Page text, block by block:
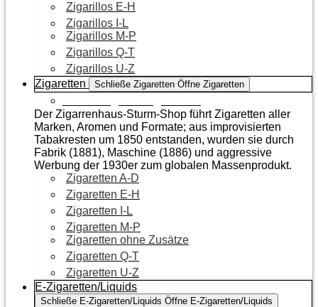
Zigarillos E-H
Zigarillos I-L
Zigarillos M-P
Zigarillos Q-T
Zigarillos U-Z
Zigaretten
Schließe Zigaretten Öffne Zigaretten
Der Zigarrenhaus-Sturm-Shop führt Zigaretten aller
Marken, Aromen und Formate; aus improvisierten
Tabakresten um 1850 entstanden, wurden sie durch
Fabrik (1881), Maschine (1886) und aggressive
Werbung der 1930er zum globalen Massenprodukt.
Zigaretten A-D
Zigaretten E-H
Zigaretten I-L
Zigaretten M-P
Zigaretten ohne Zusätze
Zigaretten Q-T
Zigaretten U-Z
E-Zigaretten/Liquids
Schließe E-Zigaretten/Liquids Öffne E-Zigaretten/Liquids